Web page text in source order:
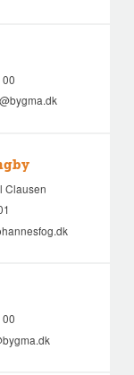
Clausen